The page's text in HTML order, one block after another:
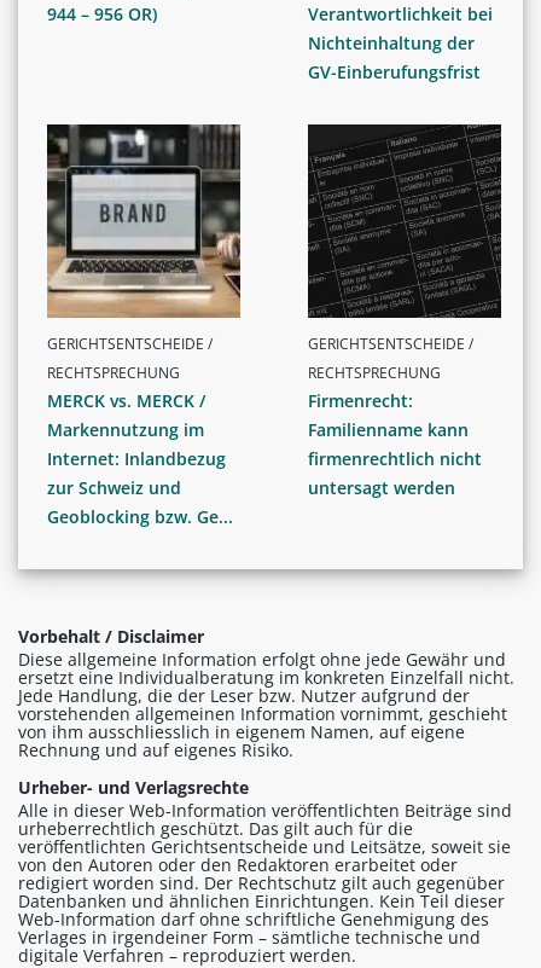
944 – 956 OR)
Verantwortlichkeit bei
Nichteinhaltung der
GV-Einberufungsfrist
GERICHTSENTSCHEIDE /
RECHTSPRECHUNG
MERCK vs. MERCK /
Markennutzung im
Internet: Inlandbezug
zur Schweiz und
Geoblocking bzw. Ge...
GERICHTSENTSCHEIDE /
RECHTSPRECHUNG
Firmenrecht:
Familienname kann
firmenrechtlich nicht
untersagt werden
Vorbehalt / Disclaimer
Diese allgemeine Information erfolgt ohne jede Gewähr und
ersetzt eine Individualberatung im konkreten Einzelfall nicht.
Jede Handlung, die der Leser bzw. Nutzer aufgrund der
vorstehenden allgemeinen Information vornimmt, geschieht
von ihm ausschliesslich in eigenem Namen, auf eigene
Rechnung und auf eigenes Risiko.
Urheber- und Verlagsrechte
Alle in dieser Web-Information veröffentlichten Beiträge sind
urheberrechtlich geschützt. Das gilt auch für die
veröffentlichten Gerichtsentscheide und Leitsätze, soweit sie
von den Autoren oder den Redaktoren erarbeitet oder
redigiert worden sind. Der Rechtschutz gilt auch gegenüber
Datenbanken und ähnlichen Einrichtungen. Kein Teil dieser
Web-Information darf ohne schriftliche Genehmigung des
Verlages in irgendeiner Form – sämtliche technische und
digitale Verfahren – reproduziert werden.